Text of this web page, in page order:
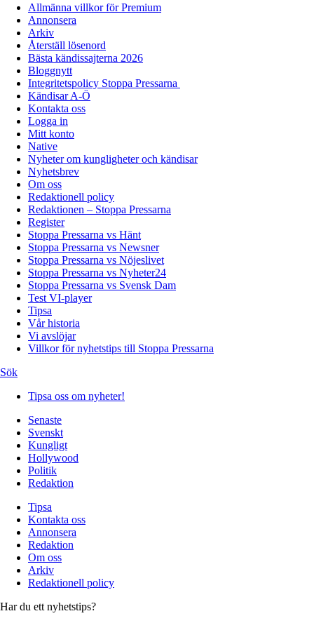
Allmänna villkor för Premium
Annonsera
Arkiv
Återställ lösenord
Bästa kändissajterna 2026
Bloggnytt
Integritetspolicy Stoppa Pressarna
Kändisar A-Ö
Kontakta oss
Logga in
Mitt konto
Native
Nyheter om kungligheter och kändisar
Nyhetsbrev
Om oss
Redaktionell policy
Redaktionen – Stoppa Pressarna
Register
Stoppa Pressarna vs Hänt
Stoppa Pressarna vs Newsner
Stoppa Pressarna vs Nöjeslivet
Stoppa Pressarna vs Nyheter24
Stoppa Pressarna vs Svensk Dam
Test VI-player
Tipsa
Vår historia
Vi avslöjar
Villkor för nyhetstips till Stoppa Pressarna
Sök
Tipsa oss om nyheter!
Senaste
Svenskt
Kungligt
Hollywood
Politik
Redaktion
Tipsa
Kontakta oss
Annonsera
Redaktion
Om oss
Arkiv
Redaktionell policy
Har du ett nyhetstips?